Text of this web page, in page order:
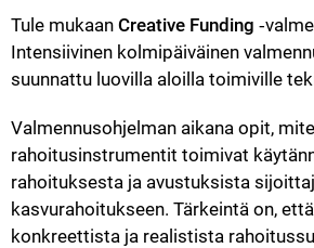
Tule mukaan Creative Funding
Intensiivinen kolmipäiväinen
suunnattu luovilla aloilla toimiville
Valmennusohjelman aikana opit,
rahoitusinstrumentit toimivat
rahoituksesta ja avustuksista
kasvurahoitukseen. Tärkeintä on,
konkreettista ja realistista